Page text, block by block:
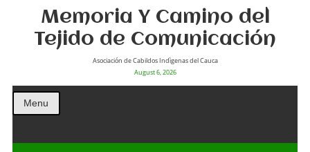
Memoria Y Camino del
Tejido de Comunicación
Asociación de Cabildos Indìgenas del Cauca
August 6, 2026
Menu